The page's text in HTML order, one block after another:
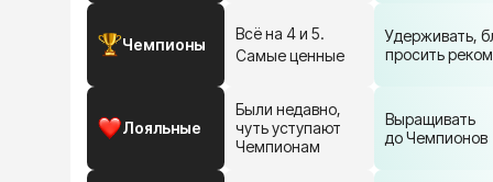
Чемпионы
️Лояльные
Всё на 4 и 5.
Самые ценные
Были недавно,
чуть уступают
Чемпионам
Удерживать,
просить
Выращивать
до Чемпионов